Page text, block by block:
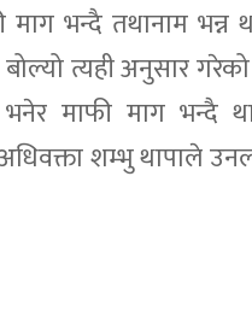
भन्दै तथानाम भन्न
त्यही अनुसार गरेको
माफी माग भन्दै
शम्भु थापाले